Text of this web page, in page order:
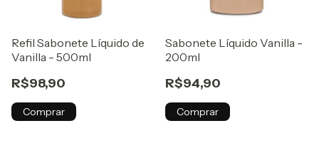
Refil Sabonete Líquido de
Vanilla - 500ml
R$98,90
Comprar
Sabonete Líquido Vanilla -
200ml
R$94,90
Comprar